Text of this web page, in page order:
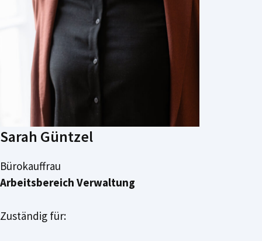
Sarah Güntzel
Bürokauffrau
Arbeitsbereich Verwaltung
Zuständig für: